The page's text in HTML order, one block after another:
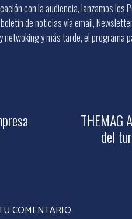
con la audiencia, lanzamos
de noticias vía email,
y más tarde, el programa
THEMAG
del
COMENTARIO